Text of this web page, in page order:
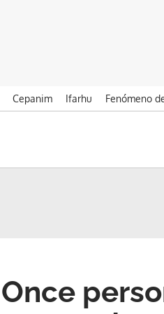
Cepanim Ifarhu Fenómeno
Once